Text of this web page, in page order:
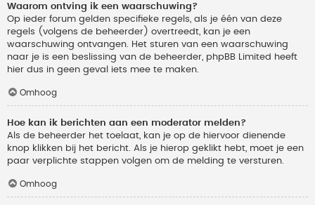
Waarom ontving ik een waarschuwing?
Op ieder forum gelden specifieke regels, als je één van deze
regels (volgens de beheerder) overtreedt, kan je een
waarschuwing ontvangen. Het sturen van een waarschuwing
naar je is een beslissing van de beheerder, phpBB Limited heeft
hier dus in geen geval iets mee te maken.
Omhoog
Hoe kan ik berichten aan een moderator melden?
Als de beheerder het toelaat, kan je op de hiervoor dienende
knop klikken bij het bericht. Als je hierop geklikt hebt, moet je een
paar verplichte stappen volgen om de melding te versturen.
Omhoog